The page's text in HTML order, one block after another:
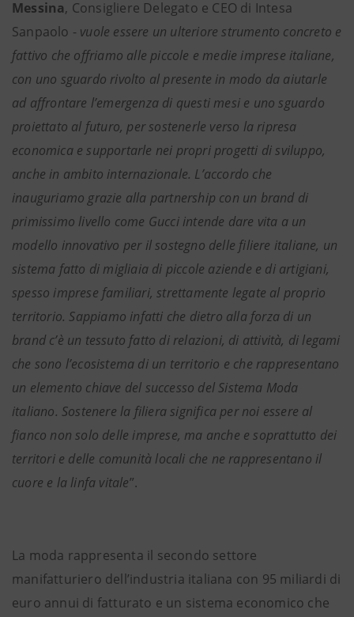
Messina, Consigliere Delegato e CEO di Intesa
Sanpaolo - vuole essere un ulteriore strumento concreto e
fattivo che offriamo alle piccole e medie imprese italiane,
con uno sguardo rivolto al presente in modo da aiutarle
ad affrontare l’emergenza di questi mesi e uno sguardo
proiettato al futuro, per sostenerle verso la ripresa
economica e supportarle nei propri progetti di sviluppo,
anche in ambito internazionale. L’accordo che
inauguriamo grazie alla partnership con un brand di
primissimo livello come Gucci intende dare vita a un
modello innovativo per il sostegno delle filiere italiane, un
sistema fatto di migliaia di piccole aziende e di artigiani,
spesso imprese familiari, strettamente legate al proprio
territorio. Sappiamo infatti che dietro alla forza di un
brand c’è un tessuto fatto di relazioni, di attività, di legami
che sono l’ecosistema di un territorio e che rappresentano
un elemento chiave del successo del Sistema Moda
italiano. Sostenere la filiera significa per noi essere al
fianco non solo delle imprese, ma anche e soprattutto dei
territori e delle comunità locali che ne rappresentano il
cuore e la linfa vitale”.
La moda rappresenta il secondo settore
manifatturiero dell’industria italiana con 95 miliardi di
euro annui di fatturato e un sistema economico che